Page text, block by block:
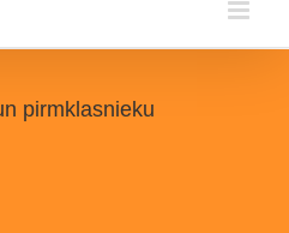
pirmklasnieku